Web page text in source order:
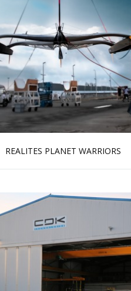
REALITES PLANET WARRIORS
En savoir plus...